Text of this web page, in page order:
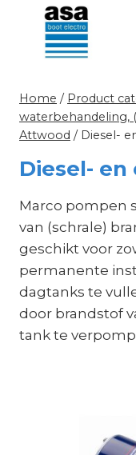
Doorgaan
inhoud
Home / Product
waterbehandeling,
Attwood / Diesel-
Diesel-
Marco pompen
van (schrale)
geschikt voor
permanente
dagtanks te
door brandstof
tank te